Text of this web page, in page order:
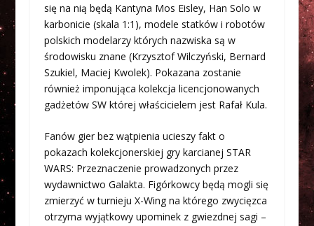
się na nią będą Kantyna Mos Eisley, Han Solo w
karbonicie (skala 1:1), modele statków i robotów
polskich modelarzy których nazwiska są w
środowisku znane (Krzysztof Wilczyński, Bernard
Szukiel, Maciej Kwolek). Pokazana zostanie
również imponująca kolekcja licencjonowanych
gadżetów SW której właścicielem jest Rafał Kula.
Fanów gier bez wątpienia ucieszy fakt o
pokazach kolekcjonerskiej gry karcianej STAR
WARS: Przeznaczenie prowadzonych przez
wydawnictwo Galakta. Figórkowcy będą mogli się
zmierzyć w turnieju X-Wing na którego zwycięzca
otrzyma wyjątkowy upominek z gwiezdnej sagi –